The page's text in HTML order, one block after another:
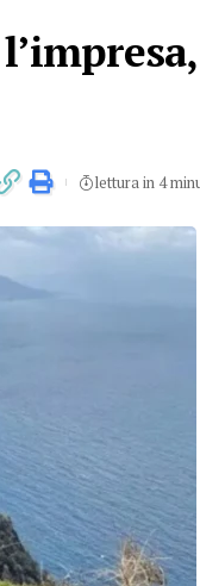
lettura in 4